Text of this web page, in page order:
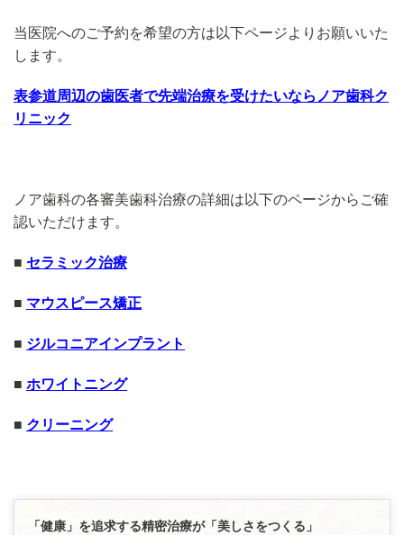
当医院へのご予約を希望の方は以下ページよりお願いいた
します。
表参道周辺の歯医者で先端治療を受けたいならノア歯科ク
リニック
ノア歯科の各審美歯科治療の詳細は以下のページからご確
認いただけます。
■ セラミック治療
■ マウスピース矯正
■ ジルコニアインプラント
■ ホワイトニング
■ クリーニング
「健康」を追求する精密治療が「美しさをつくる」